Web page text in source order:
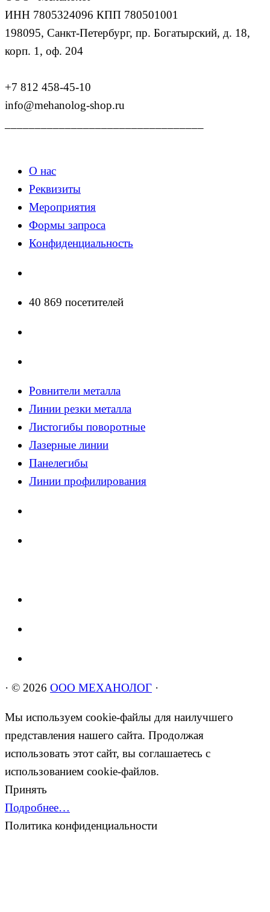
ИНН 7805324096 КПП 780501001
198095, Санкт-Петербург, пр. Богатырский, д. 18,
корп. 1, оф. 204
+7 812 458-45-10
info@mehanolog-shop.ru
О нас
Реквизиты
Мероприятия
Формы запроса
Конфиденциальность
40 869 посетителей
Ровнители металла
Линии резки металла
Листогибы поворотные
Лазерные линии
Панелегибы
Линии профилирования
· © 2026 ООО МЕХАНОЛОГ ·
Мы используем cookie-файлы для наилучшего
представления нашего сайта. Продолжая
использовать этот сайт, вы соглашаетесь с
использованием cookie-файлов.
Принять
Подробнее…
Политика конфиденциальности